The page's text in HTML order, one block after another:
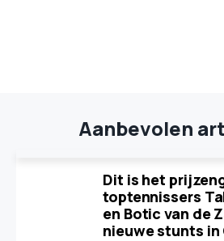
Aanbevolen
Dit is het
toptennissers
en Botic van de
nieuwe stunts in